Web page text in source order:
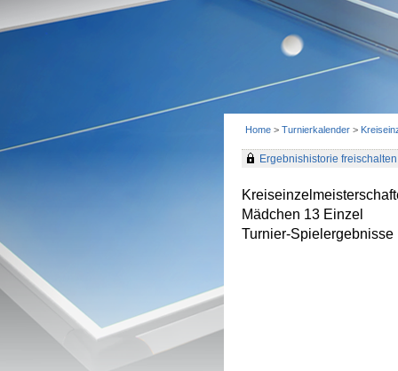
Home > Turnierkalender >
Ergebnishistorie freischalten
Mädchen 13 Einzel
Turnier-Spielergebnisse